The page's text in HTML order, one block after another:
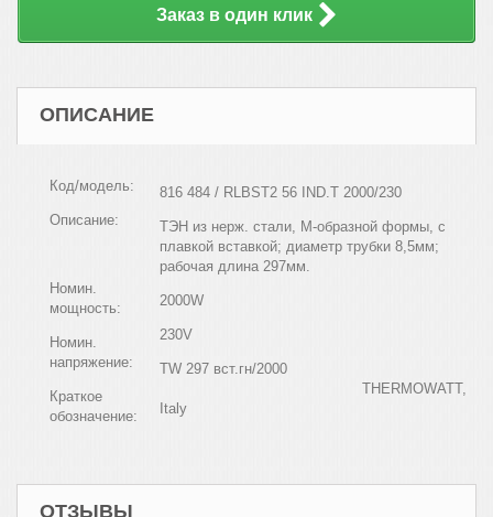
Заказ в один клик
ОПИСАНИЕ
Код/модель:
Описание:
Номин.
мощность:
Номин.
напряжение:
Краткое
обозначение:
816 484 / RLBST2 56 IND.T 2000/230
ТЭН из нерж. стали, М-образной формы, с
плавкой вставкой; диаметр трубки 8,5мм;
рабочая длина 297мм.
2000W
230V
TW 297 вст.гн/2000
THERMOWATT,
Italy
ОТЗЫВЫ